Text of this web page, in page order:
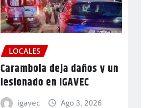
LOCALES
Carambola deja daños y un
lesionado en IGAVEC
igavec Ago 3, 2026